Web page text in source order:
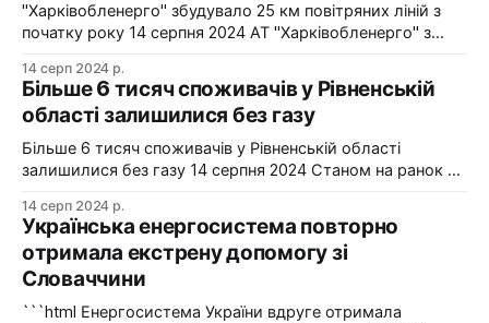
"Харківобленерго" збудувало 25 км повітряних ліній з
початку року 14 серпня 2024 АТ "Харківобленерго" з
ліній, оновило 1134 опори та встановило 5 нових
електропідстанцій у рамках інвестиційної програми на
2024-2025 роки. Фото: "Харківобленерго" "АТ
"Харківобленерго&
14 серп 2024 р.
Більше 6 тисяч споживачів у Рівненській
області залишилися без газу
Більше 6 тисяч споживачів у Рівненській області
залишилися без газу 14 серпня 2024 Станом на ранок 14
області залишилися без газопостачання через
технологічні проблеми. Фото: Рівнегаз Також, в
Сумській області в одному з населених пунктів в
результаті удару керованою авіабомбою пошкоджено
сталевий
14 серп 2024 р.
Українська енергосистема повторно
отримала екстрену допомогу зі
Словаччини
```html Енергосистема України вдруге отримала